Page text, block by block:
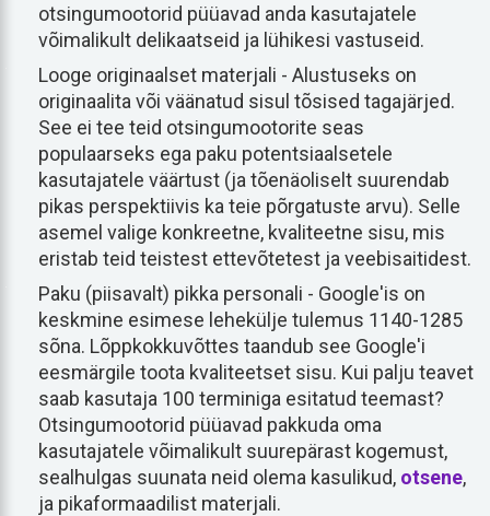
otsingumootorid püüavad anda kasutajatele
võimalikult delikaatseid ja lühikesi vastuseid.
Looge originaalset materjali - Alustuseks on
originaalita või väänatud sisul tõsised tagajärjed.
See ei tee teid otsingumootorite seas
populaarseks ega paku potentsiaalsetele
kasutajatele väärtust (ja tõenäoliselt suurendab
pikas perspektiivis ka teie põrgatuste arvu). Selle
asemel valige konkreetne, kvaliteetne sisu, mis
eristab teid teistest ettevõtetest ja veebisaitidest.
Paku (piisavalt) pikka personali - Google'is on
keskmine esimese lehekülje tulemus 1140-1285
sõna. Lõppkokkuvõttes taandub see Google'i
eesmärgile toota kvaliteetset sisu. Kui palju teavet
saab kasutaja 100 terminiga esitatud teemast?
Otsingumootorid püüavad pakkuda oma
kasutajatele võimalikult suurepärast kogemust,
sealhulgas suunata neid olema kasulikud, otsene,
ja pikaformaadilist materjali.